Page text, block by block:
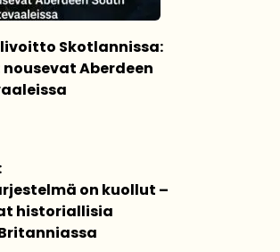
Skotlannissa:
Aberdeen
on kuollut –
historiallisia